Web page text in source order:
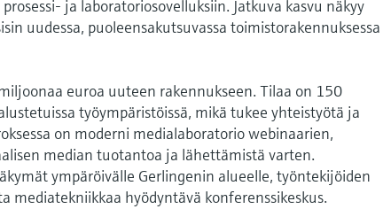
ja laboratoriosovelluksiin. Jatkuva kasvu näkyy
uudessa, puoleensakutsuvassa toimistorakennuksessa
euroa uuteen rakennukseen. Tilaa on 150
työympäristöissä, mikä tukee yhteistyötä ja
on moderni medialaboratorio webinaarien,
median tuotantoa ja lähettämistä varten.
ympäröivälle Gerlingenin alueelle, työntekijöiden
mediatekniikkaa hyödyntävä konferenssikeskus.